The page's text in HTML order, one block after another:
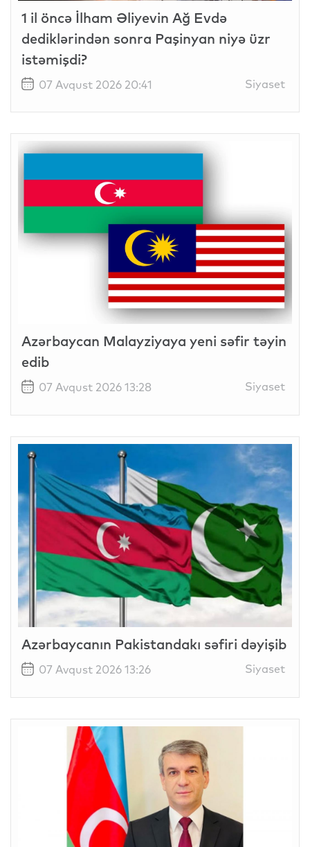
1 il öncə İlham Əliyevin Ağ Evdə
dediklərindən sonra Paşinyan niyə üzr
istəmişdi?
07 Avqust 2026 20:41 Siyaset
Azərbaycan Malayziyaya yeni səfir təyin
edib
07 Avqust 2026 13:28 Siyaset
Azərbaycanın Pakistandakı səfiri dəyişib
07 Avqust 2026 13:26 Siyaset